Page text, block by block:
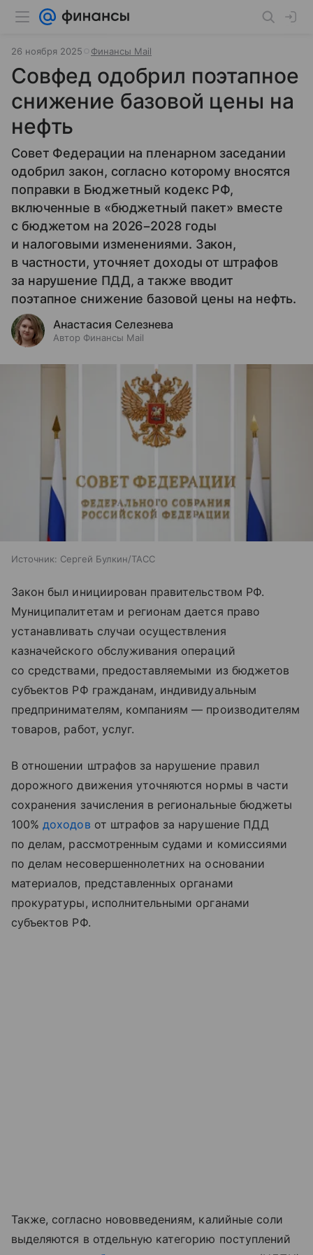
26 ноября 2025 Финансы Mail
Совфед одобрил поэтапное
снижение базовой цены на
нефть
Совет Федерации на пленарном заседании
одобрил закон, согласно которому вносятся
поправки в Бюджетный кодекс РФ,
включенные в «бюджетный пакет» вместе
с бюджетом на 2026−2028 годы
и налоговыми изменениями. Закон,
в частности, уточняет доходы от штрафов
за нарушение ПДД, а также вводит
поэтапное снижение базовой цены на нефть.
Анастасия Селезнева
Автор Финансы Mail
Источник: Сергей Булкин/ТАСС
Закон был инициирован правительством РФ.
Муниципалитетам и регионам дается право
устанавливать случаи осуществления
казначейского обслуживания операций
со средствами, предоставляемыми из бюджетов
субъектов РФ гражданам, индивидуальным
предпринимателям, компаниям — производителям
товаров, работ, услуг.
В отношении штрафов за нарушение правил
дорожного движения уточняются нормы в части
сохранения зачисления в региональные бюджеты
100%доходов от штрафов за нарушение ПДД
по делам, рассмотренным судами и комиссиями
по делам несовершеннолетних на основании
материалов, представленных органами
прокуратуры, исполнительными органами
субъектов РФ.
Также, согласно нововведениям, калийные соли
выделяются в отдельную категорию поступлений